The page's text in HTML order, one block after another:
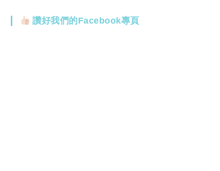
讚好我們的Facebook專頁